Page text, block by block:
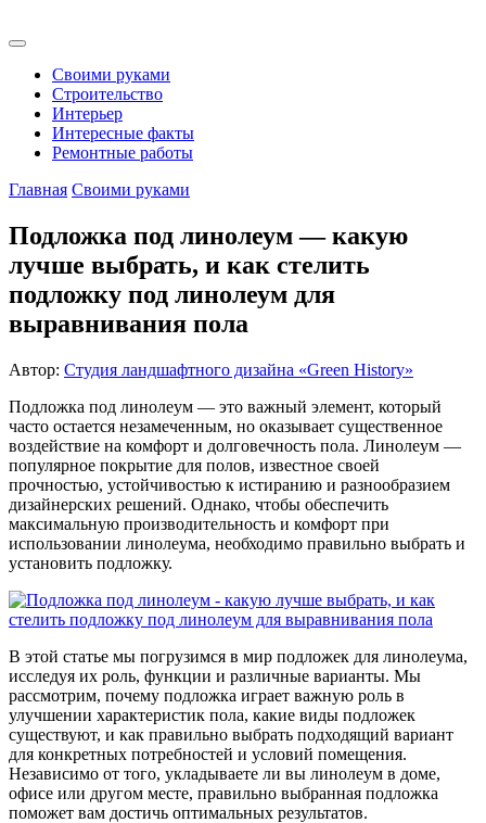
Своими руками
Строительство
Интерьер
Интересные факты
Ремонтные работы
Главная Своими руками
Подложка под линолеум — какую
лучше выбрать, и как стелить
подложку под линолеум для
выравнивания пола
Автор: Студия ландшафтного дизайна «Green History»
Подложка под линолеум — это важный элемент, который
часто остается незамеченным, но оказывает существенное
воздействие на комфорт и долговечность пола. Линолеум —
популярное покрытие для полов, известное своей
прочностью, устойчивостью к истиранию и разнообразием
дизайнерских решений. Однако, чтобы обеспечить
максимальную производительность и комфорт при
использовании линолеума, необходимо правильно выбрать и
установить подложку.
В этой статье мы погрузимся в мир подложек для линолеума,
исследуя их роль, функции и различные варианты. Мы
рассмотрим, почему подложка играет важную роль в
улучшении характеристик пола, какие виды подложек
существуют, и как правильно выбрать подходящий вариант
для конкретных потребностей и условий помещения.
Независимо от того, укладываете ли вы линолеум в доме,
офисе или другом месте, правильно выбранная подложка
поможет вам достичь оптимальных результатов.